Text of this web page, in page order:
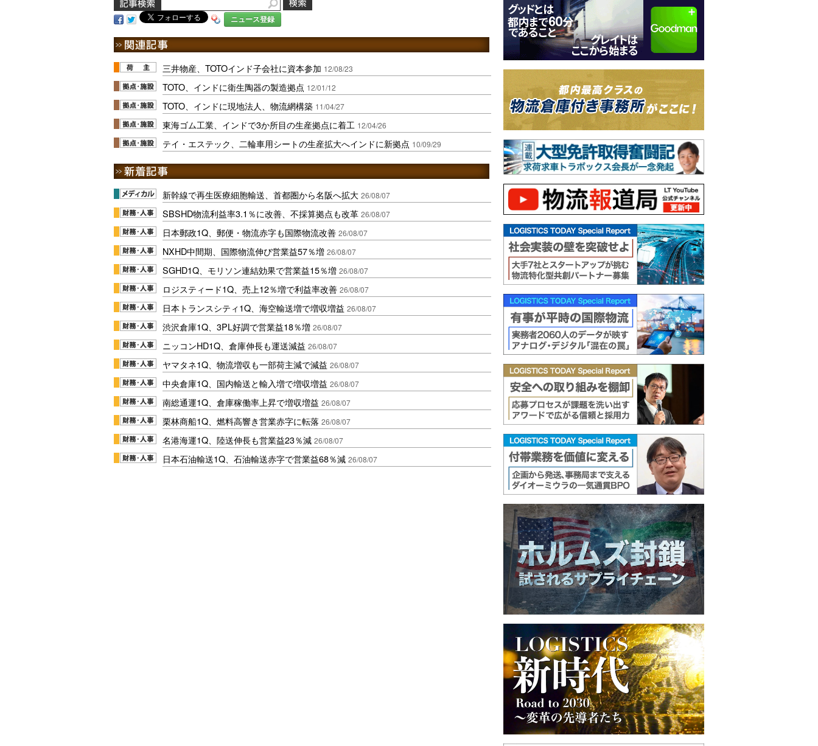
ニュース登録
三井物産、TOTOインド子会社に資本参加 12/08/23
TOTO、インドに衛生陶器の製造拠点 12/01/12
TOTO、インドに現地法人、物流網構築 11/04/27
東海ゴム工業、インドで3か所目の生産拠点に着工 12/04/26
テイ・エステック、二輪車用シートの生産拡大へインドに新拠点 10/09/29
新幹線で再生医療細胞輸送、首都圏から名阪へ拡大 26/08/07
SBSHD物流利益率3.1％に改善、不採算拠点も改革 26/08/07
日本郵政1Q、郵便・物流赤字も国際物流改善 26/08/07
NXHD中間期、国際物流伸び営業益57％増 26/08/07
SGHD1Q、モリソン連結効果で営業益15％増 26/08/07
ロジスティード1Q、売上12％増で利益率改善 26/08/07
日本トランスシティ1Q、海空輸送増で増収増益 26/08/07
渋沢倉庫1Q、3PL好調で営業益18％増 26/08/07
ニッコンHD1Q、倉庫伸長も運送減益 26/08/07
ヤマタネ1Q、物流増収も一部荷主減で減益 26/08/07
中央倉庫1Q、国内輸送と輸入増で増収増益 26/08/07
南総通運1Q、倉庫稼働率上昇で増収増益 26/08/07
栗林商船1Q、燃料高響き営業赤字に転落 26/08/07
名港海運1Q、陸送伸長も営業益23％減 26/08/07
日本石油輸送1Q、石油輸送赤字で営業益68％減 26/08/07